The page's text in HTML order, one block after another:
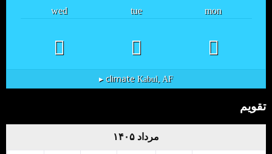
mon
tue
wed
Kabul, AF
climate ▸
تقویم
مرداد ۱۴۰۵